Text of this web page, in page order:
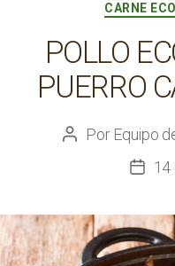
CARNE
POLLO
PUERRO
Autor
Por Equipo
la
14